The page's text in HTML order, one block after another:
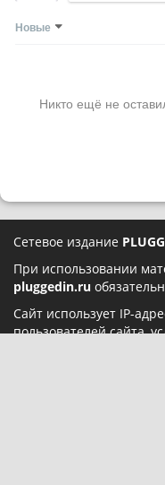
Новые
Никто ещё не
Сетевое издание
При использовании
pluggedin.ru
Сайт использует IP-
пользователей сайта,